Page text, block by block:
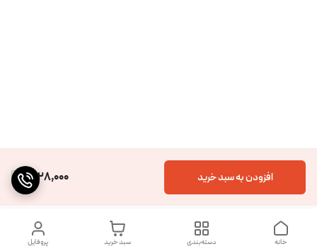
1,628,000 افزودن به سبد خرید
پروفایل سبد خرید دسته‌بندی خانه